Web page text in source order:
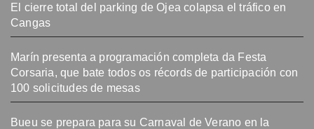
El cierre total del parking de Ojea colapsa el tráfico en
Cangas
Marín presenta a programación completa da Festa
Corsaria, que bate todos os récords de participación con
100 solicitudes de mesas
Bueu se prepara para su Carnaval de Verano en la